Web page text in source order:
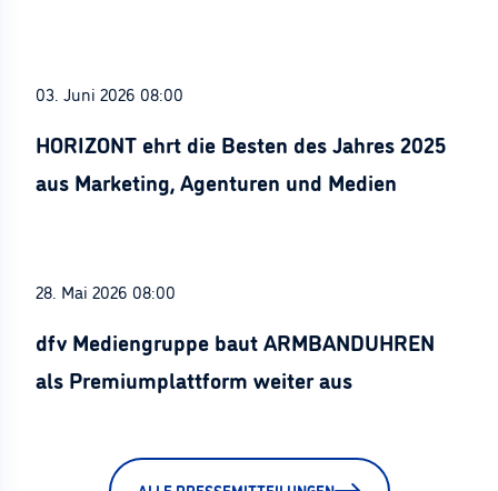
03. Juni 2026 08:00
HORIZONT ehrt die Besten des Jahres 2025
aus Marketing, Agenturen und Medien
28. Mai 2026 08:00
dfv Mediengruppe baut ARMBANDUHREN
als Premiumplattform weiter aus